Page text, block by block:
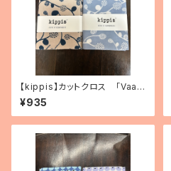
【kippis】カットクロス 「Vaap
ukka／ラズベリー」（2色）
¥935